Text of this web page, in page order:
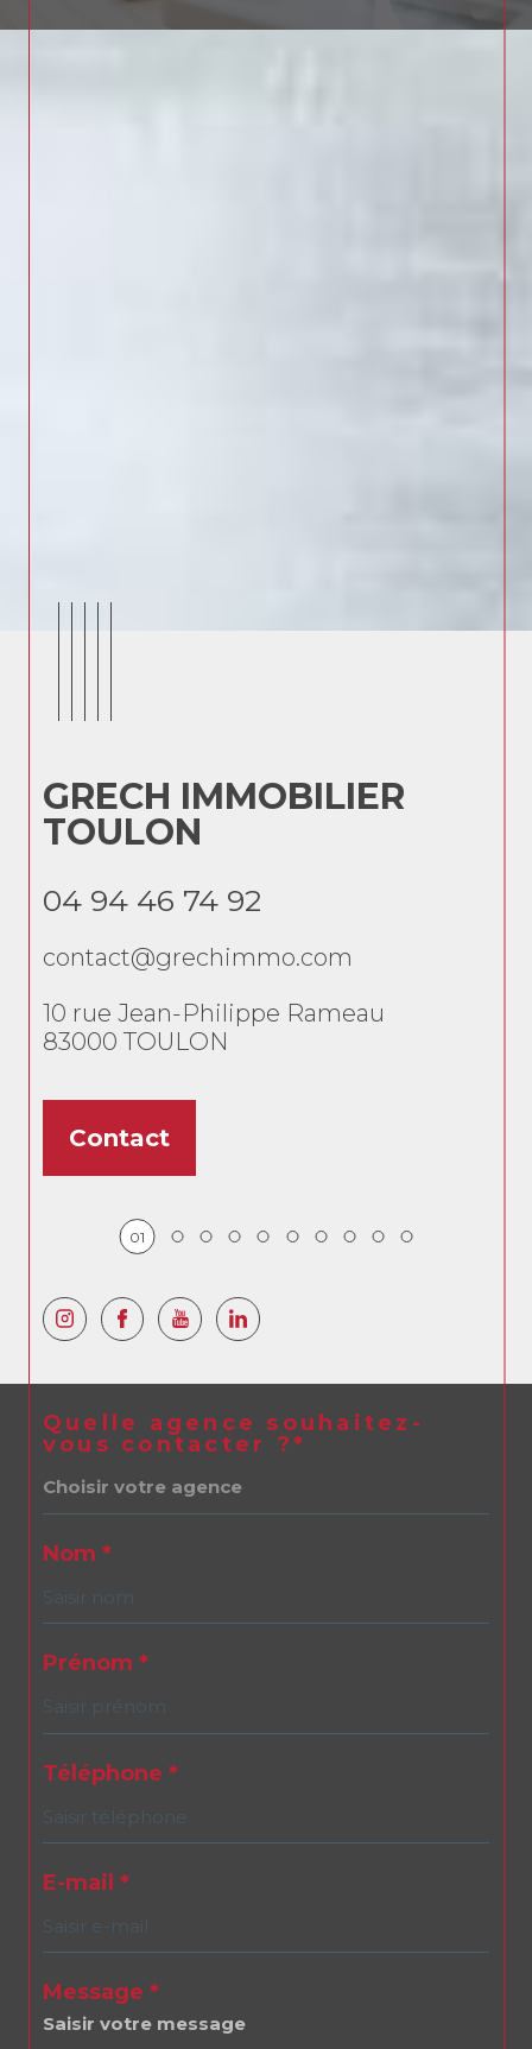
Quelle agence souhaitez-
vous contacter ?*
Choisir votre agence
Nom *
Prénom *
Téléphone *
E-mail *
Message *
GRECH IMMOBILIER
TOULON
04 94 46 74 92
contact@grechimmo.com
10 rue Jean-Philippe Rameau
83000
TOULON
Contact
01